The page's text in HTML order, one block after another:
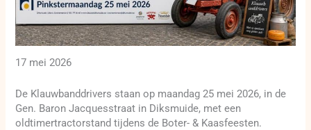
17 mei 2026
De Klauwbanddrivers staan op maandag 25 mei 2026, in de
Gen. Baron Jacquesstraat in Diksmuide, met een
oldtimertractorstand tijdens de Boter- & Kaasfeesten.